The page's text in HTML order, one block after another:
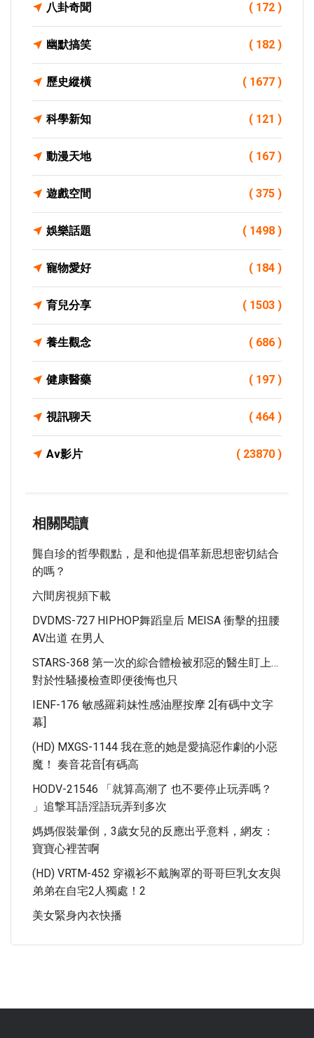
八卦奇聞 ( 172 )
幽默搞笑 ( 182 )
歷史縱橫 ( 1677 )
科學新知 ( 121 )
動漫天地 ( 167 )
遊戲空間 ( 375 )
娛樂話題 ( 1498 )
寵物愛好 ( 184 )
育兒分享 ( 1503 )
養生觀念 ( 686 )
健康醫藥 ( 197 )
視訊聊天 ( 464 )
Av影片 ( 23870 )
相關閱讀
龔自珍的哲學觀點，是和他提倡革新思想密切結合
的嗎？
六間房視頻下載
DVDMS-727 HIPHOP舞蹈皇后 MEISA 衝擊的扭腰
AV出道 在男人
STARS-368 第一次的綜合體檢被邪惡的醫生盯上…
對於性騷擾檢查即便後悔也只
IENF-176 敏感羅莉妹性感油壓按摩 2[有碼中文字
幕]
(HD) MXGS-1144 我在意的她是愛搞惡作劇的小惡
魔！ 奏音花音[有碼高
HODV-21546 「就算高潮了 也不要停止玩弄嗎？
」追撃耳語淫語玩弄到多次
媽媽假裝暈倒，3歲女兒的反應出乎意料，網友：
寶寶心裡苦啊
(HD) VRTM-452 穿襯衫不戴胸罩的哥哥巨乳女友與
弟弟在自宅2人獨處！2
美女緊身內衣快播